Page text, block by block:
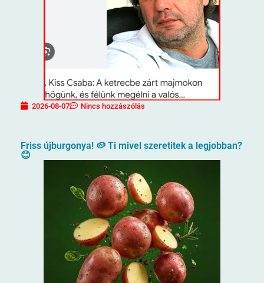
2026-08-07 Nincs hozzászólás
Friss újburgonya! 🥔 Ti mivel szeretitek a legjobban?
😊